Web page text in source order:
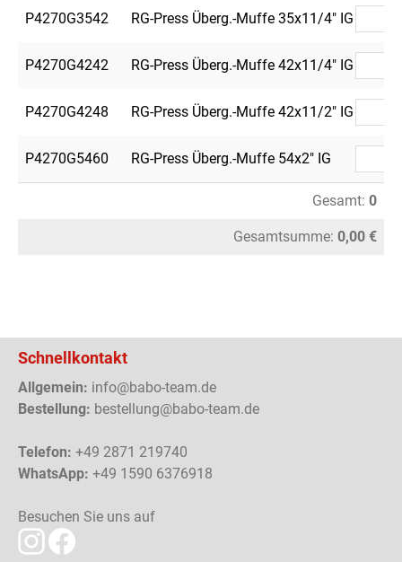
P4270G3542 RG-Press Überg.-Muffe 35x11/4" IG
P4270G4242 RG-Press Überg.-Muffe 42x11/4" IG
P4270G4248 RG-Press Überg.-Muffe 42x11/2" IG
P4270G5460 RG-Press Überg.-Muffe 54x2" IG
Gesamt: 0
Gesamtsumme: 0,00 €
Schnellkontakt
Allgemein: info@babo-team.de
Bestellung: bestellung@babo-team.de
Telefon: +49 2871 219740
WhatsApp: +49 1590 6376918
Besuchen Sie uns auf